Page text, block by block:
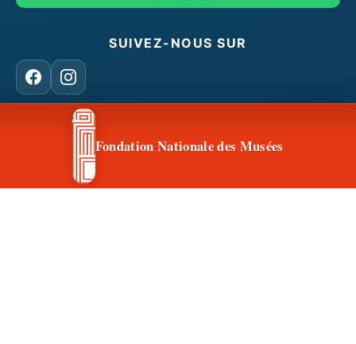
SUIVEZ-NOUS SUR
FacebookInstagram
CONTACT & ACCÈSFondation Nationale des Musées